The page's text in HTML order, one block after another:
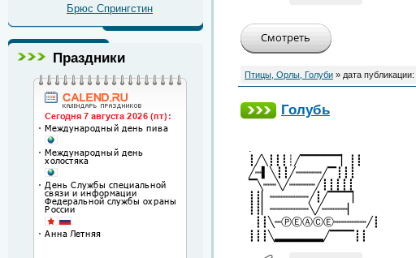
Брюс Спрингстин
Праздники
Птицы, Орлы, Голуби » дата публикации:
Голубь
┋╱╲┋┋┋┊╱▔▔▔▔▔▏┋┋
╱┉▍╲┋┋╱┉┉┉┉╱▔┋┋┋
▔╲┉┉╲╱┉┉┉┉╱┋┋┋┋┋
┋┋▏┉┉┉┉┉┉╱┋╱▔▔▔▏
┋┋▏┉┉┉┉┉┉╲╱┉┉┉┉▏
┋┋╲┉ⓅⒺⒶⒸⒺ┉┉┉┉┉╱┋
┋┋┋╲▂▂▂▂▂▂╱▔▔▔┋┋